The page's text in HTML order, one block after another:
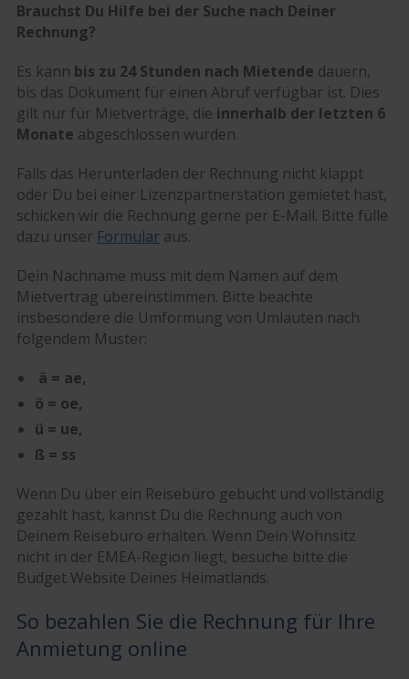
Brauchst Du Hilfe bei der Suche nach Deiner
Rechnung?
Es kann bis zu 24 Stunden nach Mietende dauern,
bis das Dokument für einen Abruf verfügbar ist. Dies
gilt nur für Mietverträge, die innerhalb der letzten 6
Monate abgeschlossen wurden.
Falls das Herunterladen der Rechnung nicht klappt
oder Du bei einer Lizenzpartnerstation gemietet hast,
schicken wir die Rechnung gerne per E-Mail. Bitte fülle
dazu unser Formularaus.
Dein Nachname muss mit dem Namen auf dem
Mietvertrag übereinstimmen. Bitte beachte
insbesondere die Umformung von Umlauten nach
folgendem Muster:
ä = ae,
ö = oe,
ü = ue,
ß = ss
Wenn Du über ein Reisebüro gebucht und vollständig
gezahlt hast, kannst Du die Rechnung auch von
Deinem Reisebüro erhalten. Wenn Dein Wohnsitz
nicht in der EMEA-Region liegt, besuche bitte die
Budget Website Deines Heimatlands.
So bezahlen Sie die Rechnung für Ihre
Anmietung online